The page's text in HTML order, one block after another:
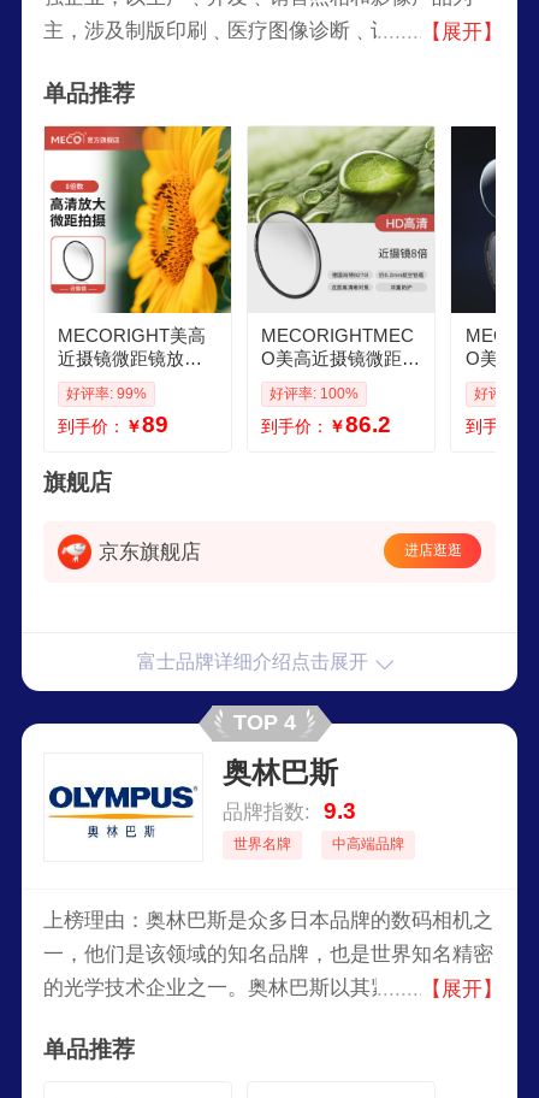
主，涉及制版印刷﹑医疗图像诊断﹑记录媒体﹑办
【展开】
单品推荐
MECORIGHT美高
近摄镜微距镜放大
滤镜1 2 4 8倍拍花
鸟鱼虫适用佳能尼
康索尼富士适马腾
镜头 高清微距近摄
镜8倍 67mm
好评率: 99%
到手价： ￥89
MECORIGHTMEC
O美高近摄镜微距放
大镜适用佳能索尼
富士相机镜头滤 高
清微距近摄镜8倍 4
好评率: 100%
到手价： ￥86.2
O美高近
大镜适
富士相
mm 高
好评率:
到手价：
旗舰店
京东旗舰店 进店逛逛
富士品牌详细介绍点击展开
TOP 4
奥林巴斯
品牌指数: 9.3
世界名牌 中高端品牌
上榜理由：奥林巴斯是众多日本品牌的数码相机之
一，他们是该领域的知名品牌，也是世界知名精密
的光学技术企业之一。奥林巴斯以其紧凑型数码相
相机品牌已经走过了漫长的道路。
【展开】
单品推荐